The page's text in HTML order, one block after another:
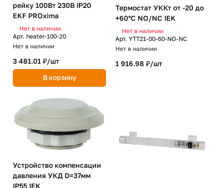
рейку 100Вт 230В IP20
EKF PROxima
Нет в наличии
Арт. heater-100-20
Нет в наличии
3 481.01 ₽/шт
В корзину
Термостат УККт от -20 до
+60°C NO/NC IEK
Нет в наличии
Арт. YTT21-00-60-NO-NC
Нет в наличии
1 916.98 ₽/шт
Устройство компенсации
давления УКД D=37мм
IP55 IEK